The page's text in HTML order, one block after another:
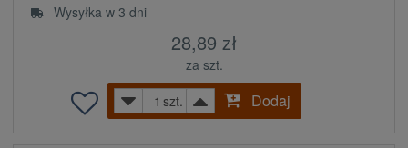
Wysyłka w 3 dni
28,89 zł
za szt.
szt.
Dodaj